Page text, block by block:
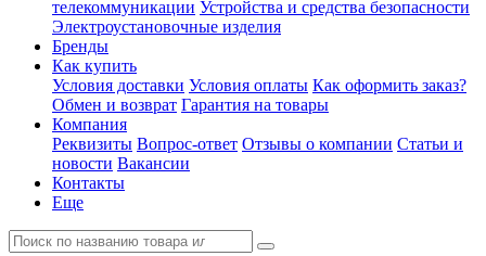
телекоммуникации Устройства и средства безопасности
Электроустановочные изделия
Бренды
Как купить
Условия доставки Условия оплаты Как оформить заказ?
Обмен и возврат Гарантия на товары
Компания
Реквизиты Вопрос-ответ Отзывы о компании Статьи и
новости Вакансии
Контакты
Еще